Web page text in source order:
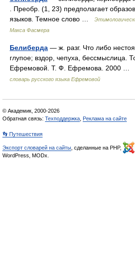
. Преобр. (1, 23) предполагает
языков. Темное слово …
Макса Фасмера
Белиберда — ж. разг. Что либо
глупое; вздор, чепуха, бессмыслица.
Ефремовой. Т. Ф. Ефремова. 2000 …
словарь русского языка Ефремовой
© Академик, 2000-2026
Обратная связь: Техподдержка Реклама на сайте
👣 Путешествия
Экспорт словарей на сайты , сделанные на PHP,
WordPress, MODx.